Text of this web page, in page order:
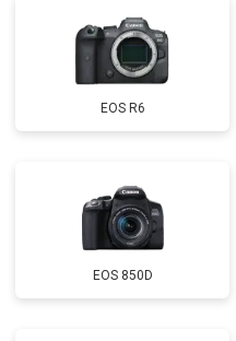
EOS R6
EOS 850D